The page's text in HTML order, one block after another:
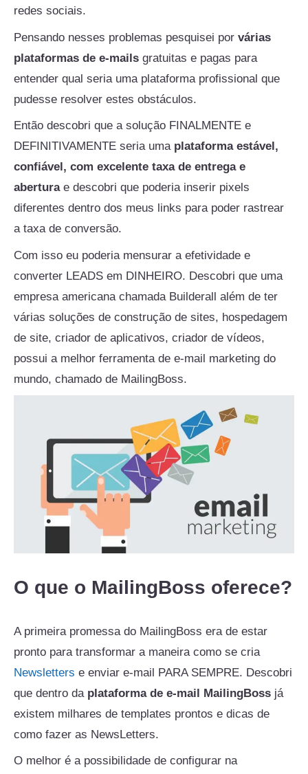
redes sociais.
Pensando nesses problemas pesquisei por várias
plataformas de e-mails gratuitas e pagas para
entender qual seria uma plataforma profissional que
pudesse resolver estes obstáculos.
Então descobri que a solução FINALMENTE e
DEFINITIVAMENTE seria uma plataforma estável,
confiável, com excelente taxa de entrega e
abertura e descobri que poderia inserir pixels
diferentes dentro dos meus links para poder rastrear
a taxa de conversão.
Com isso eu poderia mensurar a efetividade e
converter LEADS em DINHEIRO. Descobri que uma
empresa americana chamada Builderall além de ter
várias soluções de construção de sites, hospedagem
de site, criador de aplicativos, criador de vídeos,
possui a melhor ferramenta de e-mail marketing do
mundo, chamado de MailingBoss.
O que o MailingBoss oferece?
A primeira promessa do MailingBoss era de estar
pronto para transformar a maneira como se cria
Newsletters e enviar e-mail PARA SEMPRE. Descobri
que dentro da plataforma de e-mail MailingBoss já
existem milhares de templates prontos e dicas de
como fazer as NewsLetters.
O melhor é a possibilidade de configurar na